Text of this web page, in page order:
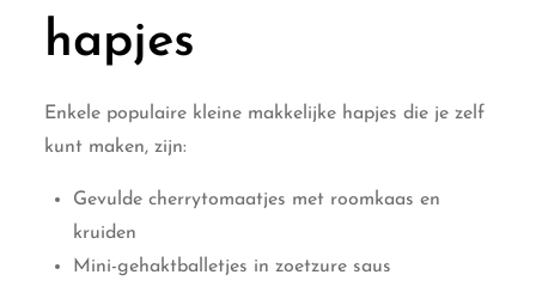
hapjes
Enkele populaire kleine makkelijke hapjes die je zelf
kunt maken, zijn:
Gevulde cherrytomaatjes met roomkaas en
kruiden
Mini-gehaktballetjes in zoetzure saus